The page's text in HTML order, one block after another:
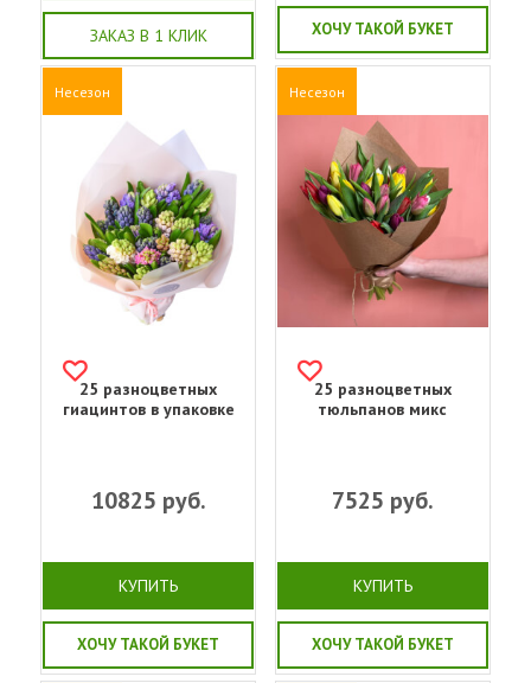
ЗАКАЗ В 1 КЛИК ХОЧУ ТАКОЙ БУКЕТ
Несезон
25 разноцветных
гиацинтов в упаковке
10825 руб.
КУПИТЬ
ХОЧУ ТАКОЙ БУКЕТ
Несезон
25 разноцветных
тюльпанов микс
7525 руб.
КУПИТЬ
ХОЧУ ТАКОЙ БУКЕТ